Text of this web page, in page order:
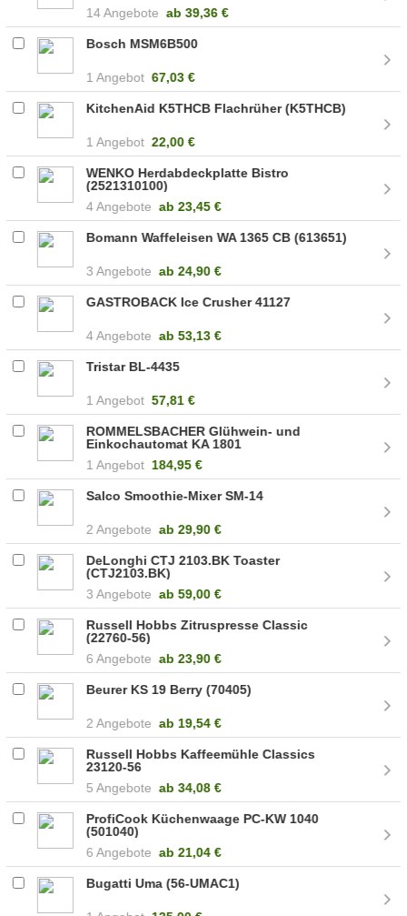
14 Angebote ab 39,36 €
Bosch MSM6B500
1 Angebot 67,03 €
KitchenAid K5THCB Flachrüher (K5THCB)
1 Angebot 22,00 €
WENKO Herdabdeckplatte Bistro
(2521310100)
4 Angebote ab 23,45 €
Bomann Waffeleisen WA 1365 CB (613651)
3 Angebote ab 24,90 €
GASTROBACK Ice Crusher 41127
4 Angebote ab 53,13 €
Tristar BL-4435
1 Angebot 57,81 €
ROMMELSBACHER Glühwein- und
Einkochautomat KA 1801
1 Angebot 184,95 €
Salco Smoothie-Mixer SM-14
2 Angebote ab 29,90 €
DeLonghi CTJ 2103.BK Toaster
(CTJ2103.BK)
3 Angebote ab 59,00 €
Russell Hobbs Zitruspresse Classic
(22760-56)
6 Angebote ab 23,90 €
Beurer KS 19 Berry (70405)
2 Angebote ab 19,54 €
Russell Hobbs Kaffeemühle Classics
23120-56
5 Angebote ab 34,08 €
ProfiCook Küchenwaage PC-KW 1040
(501040)
6 Angebote ab 21,04 €
Bugatti Uma (56-UMAC1)